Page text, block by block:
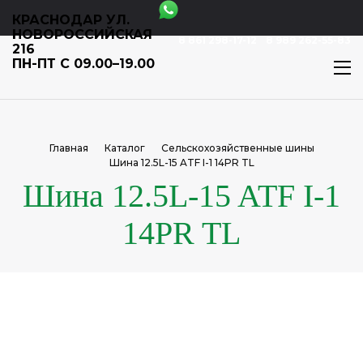
КРАСНОДАР УЛ.
НОВОРОССИЙСКАЯ
216
ПН-ПТ С 09.00–19.00
8 861 298-17-12 8 989 262-55-83
Главная Каталог
Сельскохозяйственные шины
Шина 12.5L-15 ATF I-1 14PR TL
Шина 12.5L-15 ATF I-1
14PR TL